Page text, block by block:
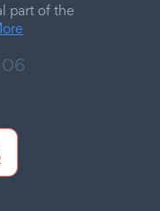
part of the